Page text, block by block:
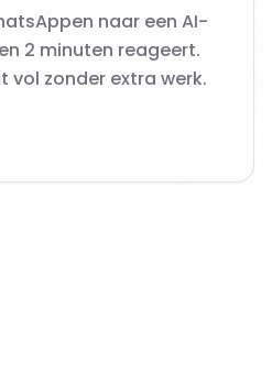
naar een AI-
2 minuten reageert.
vol zonder extra werk.